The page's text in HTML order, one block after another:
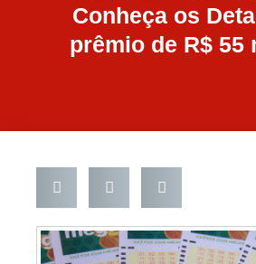
Conheça os
prêmio de R$ 55